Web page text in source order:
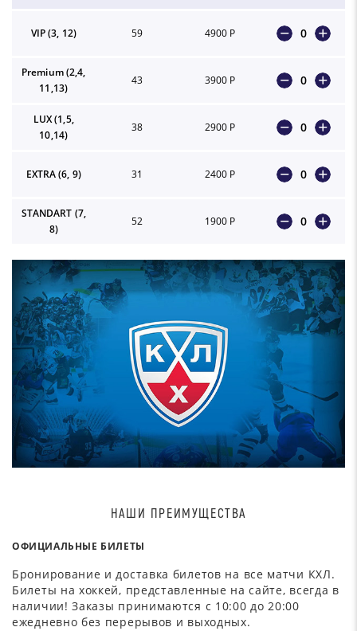
VIP (3, 12) 59 4900 Р 0
Premium (2,4,
11,13)
43 3900 Р 0
LUX (1,5,
10,14)
38 2900 Р 0
EXTRA (6, 9) 31 2400 Р 0
STANDART (7,
8)
52 1900 Р 0
НАШИ ПРЕИМУЩЕСТВА
ОФИЦИАЛЬНЫЕ БИЛЕТЫ
Бронирование и доставка билетов на все матчи КХЛ.
Билеты на хоккей, представленные на сайте, всегда в
наличии! Заказы принимаются с 10:00 до 20:00
ежедневно без перерывов и выходных.